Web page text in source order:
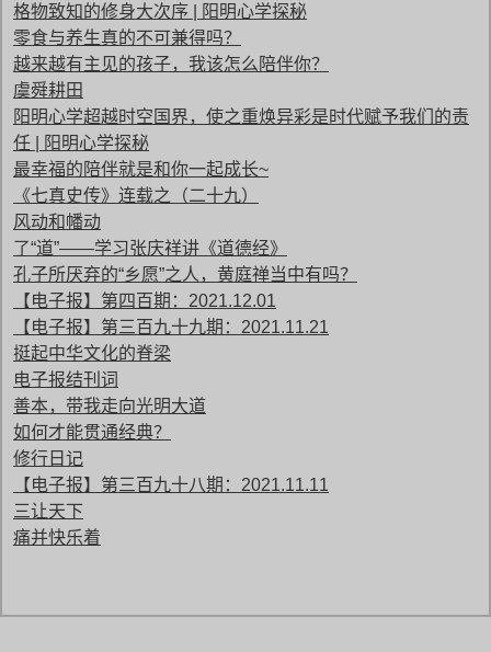
格物致知的修身大次序 | 阳明心学探秘
零食与养生真的不可兼得吗？
越来越有主见的孩子，我该怎么陪伴你？
虞舜耕田
阳明心学超越时空国界，使之重焕异彩是时代赋予我们的责
任 | 阳明心学探秘
最幸福的陪伴就是和你一起成长~
《七真史传》连载之（二十九）
风动和幡动
了“道”——学习张庆祥讲《道德经》
孔子所厌弃的“乡愿”之人，黄庭禅当中有吗？
【电子报】第四百期：2021.12.01
【电子报】第三百九十九期：2021.11.21
挺起中华文化的脊梁
电子报结刊词
善本，带我走向光明大道
如何才能贯通经典？
修行日记
【电子报】第三百九十八期：2021.11.11
三让天下
痛并快乐着